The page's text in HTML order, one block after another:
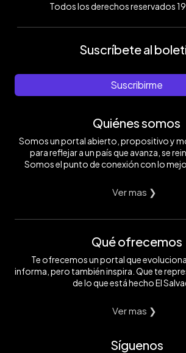
Todos los derechos reservados
Suscríbete al
Suscribirme
Quiénes somos
Somos un portal abierto, propositivo y
para reflejar a un país que avanza, se
Somos el punto de conexión con lo
Ver mas ❯
Qué ofrecemos
Te ofrecemos un portal que
informa, pero también inspira. Que te
de lo que está hecho El
Ver mas ❯
Síguenos